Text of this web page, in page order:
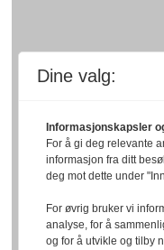
Dine valg:
Informasjonskapsler
For å gi deg relevante
informasjon fra ditt
deg mot dette under
For øvrig bruker vi
analyse, for å
og for å utvikle og tilby